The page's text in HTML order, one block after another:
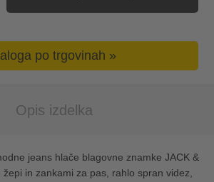
po trgovinah »
Opis izdelka
jeans hlače blagovne znamke JACK &
in zankami za pas, rahlo spran videz,